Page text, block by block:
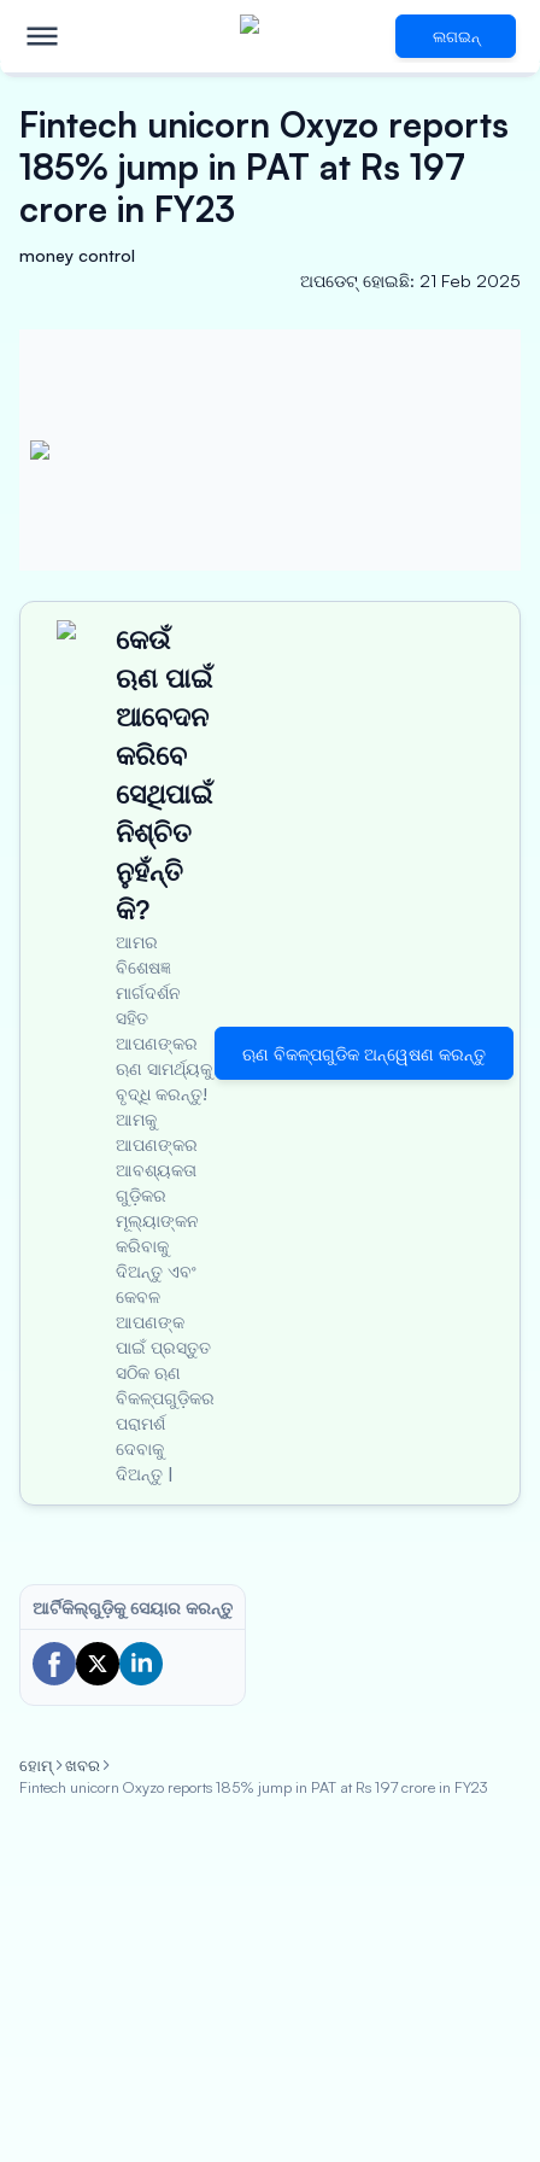
ଲଗଇନ୍
Fintech unicorn Oxyzo reports
185% jump in PAT at Rs 197
crore in FY23
money control
ଅପଡେଟ୍ ହୋଇଛି: 21 Feb 2025
କେଉଁ
ଋଣ ପାଇଁ
ଆବେଦନ
କରିବେ
ସେଥିପାଇଁ
ନିଶ୍ଚିତ
ନୁହଁନ୍ତି
କି?
ଆମର
ବିଶେଷଜ୍ଞ
ମାର୍ଗଦର୍ଶନ
ସହିତ
ଆପଣଙ୍କର
ଋଣ ସାମର୍ଥ୍ୟକୁ
ବୃଦ୍ଧି କରନ୍ତୁ!
ଆମକୁ
ଆପଣଙ୍କର
ଆବଶ୍ୟକତା
ଗୁଡ଼ିକର
ମୂଲ୍ୟାଙ୍କନ
କରିବାକୁ
ଦିଅନ୍ତୁ ଏବଂ
କେବଳ
ଆପଣଙ୍କ
ପାଇଁ ପ୍ରସ୍ତୁତ
ସଠିକ ଋଣ
ବିକଳ୍ପଗୁଡ଼ିକର
ପରାମର୍ଶ
ଦେବାକୁ
ଦିଅନ୍ତୁ |
ଋଣ ବିକଳ୍ପଗୁଡିକ ଅନ୍ୱେଷଣ କରନ୍ତୁ
ଆର୍ଟିକିଲ୍‌ଗୁଡ଼ିକୁ ସେୟାର କରନ୍ତୁ
ହୋମ୍
ଖବର
Fintech unicorn Oxyzo reports 185% jump in PAT at Rs 197 crore in FY23